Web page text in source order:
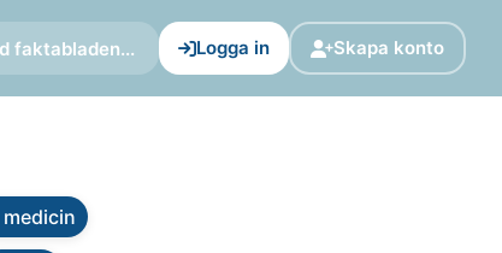
faktabladen... Logga in Skapa konto